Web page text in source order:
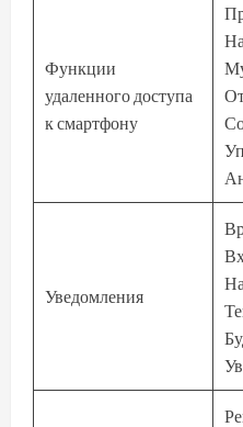
Функции
удаленного доступа
к смартфону
Уведомления